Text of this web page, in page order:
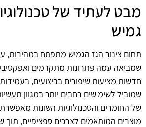
מבט לעתיד של
גמיש
תחום צינור הגז הגמיש מתפתח במהירות,
שמביאה עמה פתרונות מתקדמים
חדשות מציעות שיפורים בביצועים,
שמוביל לשימושים רחבים יותר במגוון
של החומרים והטכנולוגיות השונות מאפשרת
מוצרים המותאמים לצרכים ספציפיים,